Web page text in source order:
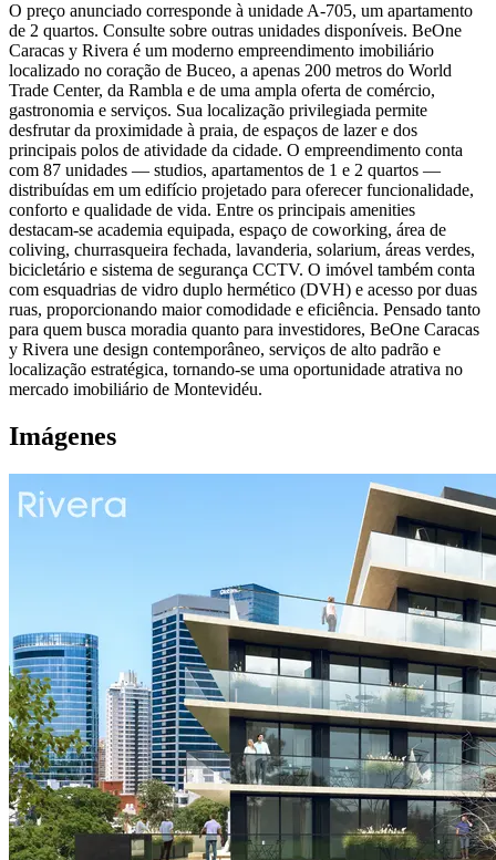
O preço anunciado corresponde à unidade A-705, um apartamento
de 2 quartos. Consulte sobre outras unidades disponíveis. BeOne
Caracas y Rivera é um moderno empreendimento imobiliário
localizado no coração de Buceo, a apenas 200 metros do World
Trade Center, da Rambla e de uma ampla oferta de comércio,
gastronomia e serviços. Sua localização privilegiada permite
desfrutar da proximidade à praia, de espaços de lazer e dos
principais polos de atividade da cidade. O empreendimento conta
com 87 unidades — studios, apartamentos de 1 e 2 quartos —
distribuídas em um edifício projetado para oferecer funcionalidade,
conforto e qualidade de vida. Entre os principais amenities
destacam-se academia equipada, espaço de coworking, área de
coliving, churrasqueira fechada, lavanderia, solarium, áreas verdes,
bicicletário e sistema de segurança CCTV. O imóvel também conta
com esquadrias de vidro duplo hermético (DVH) e acesso por duas
ruas, proporcionando maior comodidade e eficiência. Pensado tanto
para quem busca moradia quanto para investidores, BeOne Caracas
y Rivera une design contemporâneo, serviços de alto padrão e
localização estratégica, tornando-se uma oportunidade atrativa no
mercado imobiliário de Montevidéu.
Imágenes